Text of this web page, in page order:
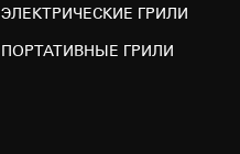
ЭЛЕКТРИЧЕСКИЕ ГРИЛИ
ПОРТАТИВНЫЕ ГРИЛИ